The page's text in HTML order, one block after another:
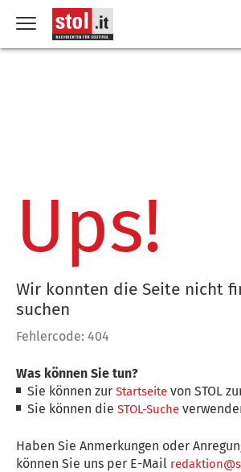
Ups!
Wir konnten die Seite nicht
suchen
Fehlercode: 404
Was können Sie tun?
Sie können zurStartseite von STOL
Sie können dieSTOL-Suche
Haben Sie Anmerkungen oder
können Sie uns per E-Mail